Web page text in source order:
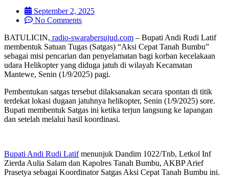
September 2, 2025
No Comments
BATULICIN, radio-swarabersujud.com – Bupati Andi Rudi Latif
membentuk Satuan Tugas (Satgas) “Aksi Cepat Tanah Bumbu”
sebagai misi pencarian dan penyelamatan bagi korban kecelakaan
udara Helikopter yang diduga jatuh di wilayah Kecamatan
Mantewe, Senin (1/9/2025) pagi.
Pembentukan satgas tersebut dilaksanakan secara spontan di titik
terdekat lokasi dugaan jatuhnya helikopter, Senin (1/9/2025) sore.
Bupati membentuk Satgas ini ketika terjun langsung ke lapangan
dan setelah melalui hasil koordinasi.
Bupati Andi Rudi Latifmenunjuk Dandim 1022/Tnb, Letkol Inf
Zierda Aulia Salam dan Kapolres Tanah Bumbu, AKBP Arief
Prasetya sebagai Koordinator Satgas Aksi Cepat Tanah Bumbu ini.